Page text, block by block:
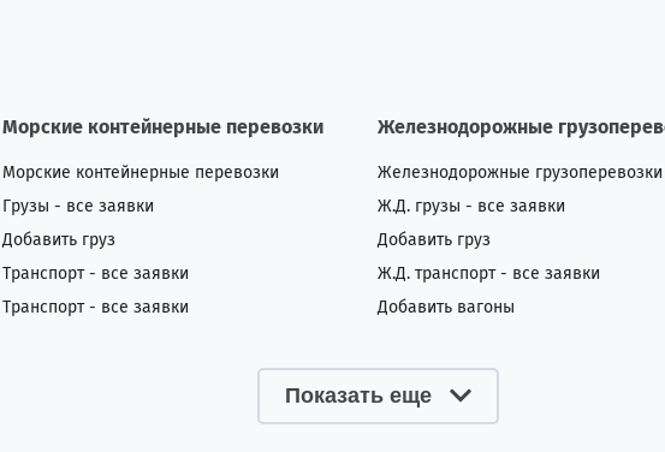
Морские контейнерные перевозки
Морские контейнерные перевозки
Грузы - все заявки
Добавить груз
Транспорт - все заявки
Транспорт - все заявки
Железнодорожные
Железнодорожные грузоперевозки
Ж.Д. грузы - все заявки
Добавить груз
Ж.Д. транспорт - все заявки
Добавить вагоны
Показать еще